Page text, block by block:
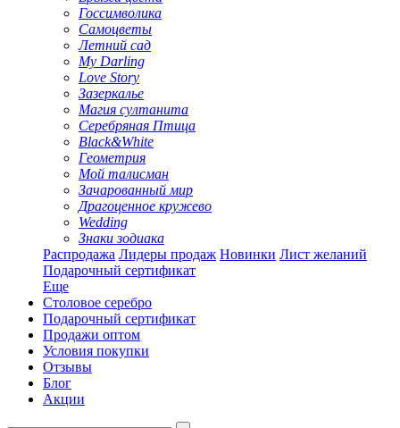
Госсимволика
Самоцветы
Летний сад
My Darling
Love Story
Зазеркалье
Магия султанита
Серебряная Птица
Black&White
Геометрия
Мой талисман
Зачарованный мир
Драгоценное кружево
Wedding
Знаки зодиака
Распродажа Лидеры продаж Новинки Лист желаний
Подарочный сертификат
Еще
Столовое серебро
Подарочный сертификат
Продажи оптом
Условия покупки
Отзывы
Блог
Акции